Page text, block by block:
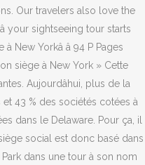
Our travelers also love the
your sightseeing tour starts
Yorkâ â 94 P Pages
siège à New York » Cette
Aujourdâhui, plus de la
43 % des sociétés cotées à
dans le Delaware. Pour ça, il
social est donc basé dans
dans une tour à son nom